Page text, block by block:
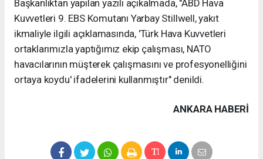
Başkanlıktan yapılan yazılı açıkalmada, "ABD Hava
Kuvvetleri 9. EBS Komutanı Yarbay Stillwell, yakıt
ikmaliyle ilgili açıklamasında, 'Türk Hava Kuvvetleri
ortaklarımızla yaptığımız ekip çalışması, NATO
havacılarının müşterek çalışmasını ve profesyonelliğini
ortaya koydu' ifadelerini kullanmıştır" denildi.
ANKARA HABERİ